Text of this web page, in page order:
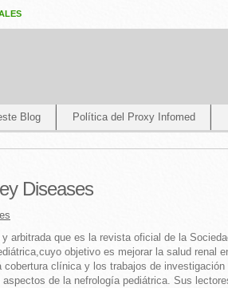
Blog Política del Proxy Infomed
Diseases
arbitrada que es la revista oficial de la
objetivo es mejorar la salud renal
cobertura clínica y los trabajos de investigación
de la nefrología pediátrica. Sus